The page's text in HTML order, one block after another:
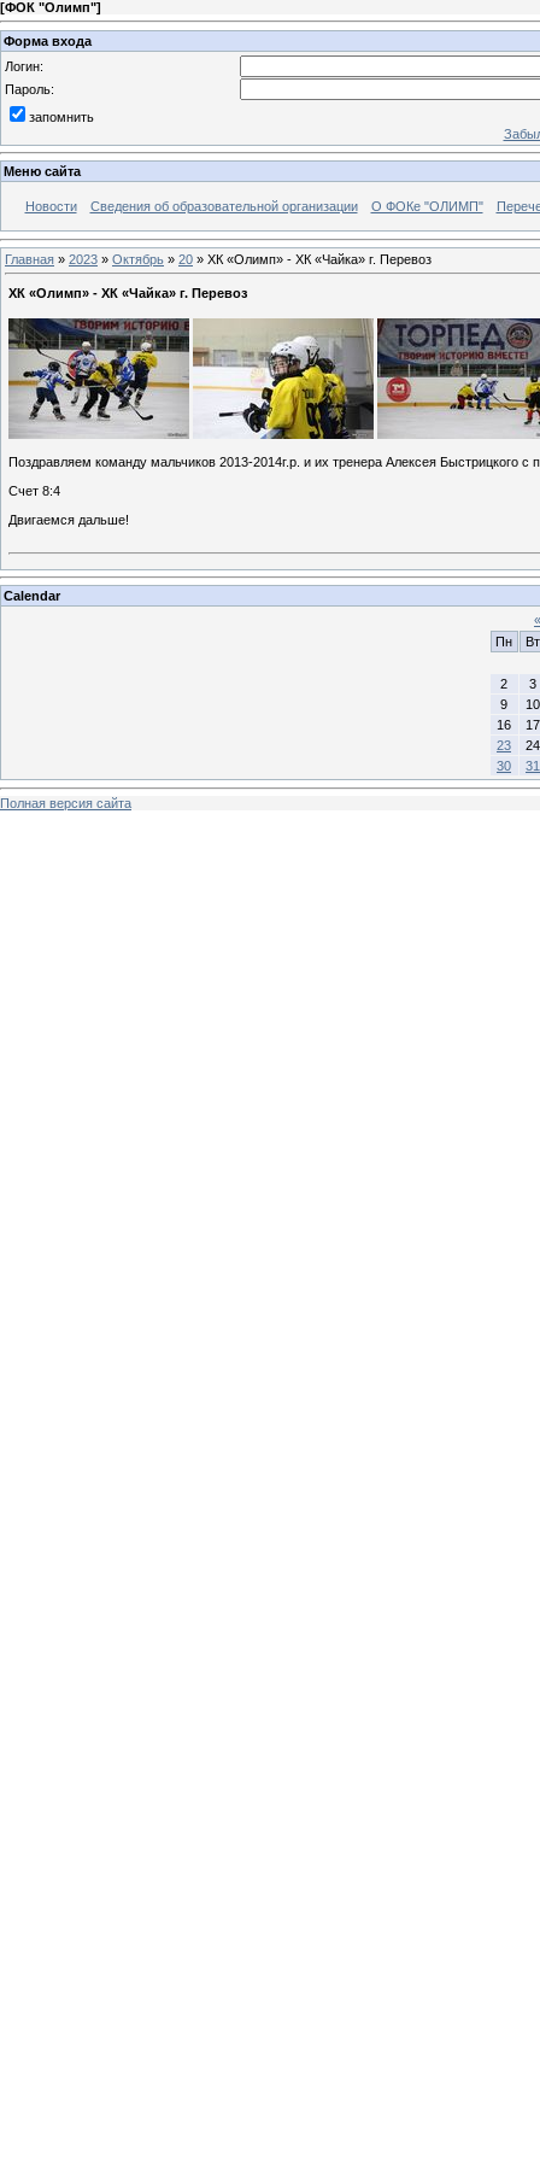
[ФОК "Олимп"]
Форма входа
Логин:
Пароль:
запомнить
Меню сайта
Новости Сведения об образовательной организации О ФОКе "ОЛИМП"
Главная » 2023 » Октябрь » 20 » ХК «Олимп» - ХК «Чайка» г. Перевоз
ХК «Олимп» - ХК «Чайка» г. Перевоз
Поздравляем команду мальчиков 2013-2014г.р. и их тренера Алексея Быстрицкого с
Счет 8:4
Двигаемся дальше!
Calendar
«
Пн
Вт
2
3
9
10
16
17
23
24
30
31
Полная версия сайта